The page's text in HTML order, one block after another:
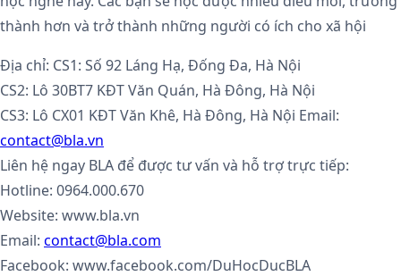
thành hơn và trở thành những người có ích cho xã hội
Địa chỉ: CS1: Số 92 Láng Hạ, Đống Đa, Hà Nội
CS2: Lô 30BT7 KĐT Văn Quán, Hà Đông, Hà Nội
CS3: Lô CX01 KĐT Văn Khê, Hà Đông, Hà Nội Email:
contact@bla.vn
Liên hệ ngay BLA để được tư vấn và hỗ trợ trực tiếp:
Hotline: 0964.000.670
Website: www.bla.vn
Email: contact@bla.com
Facebook: www.facebook.com/DuHocDucBLA